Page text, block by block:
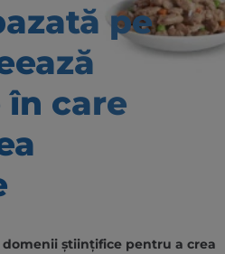
pe
care
științifice pentru a crea